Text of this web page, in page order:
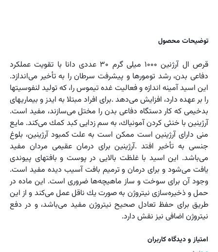
توضیحات محصول
قرص ال آرژنین 1000 میلی گرم 30 عددی دانا با تقویت عملكرد
دفاعی بدن، رشد تومورها و پیشرفت سرطان را به تأخیر می‌اندازد.
این اسید آمینه اندازه و فعالیت غده تیموس را، كه تولید لنفوسیتها
را بر عهده دارد، افزایش می‌دهد .برای افراد مبتلا به ایدز و بیماریهای
بدخیمی كه كار دستگاه دفاعی بدن را مختل می‌سازند، مفید است.
آرژینین با خنثی كردن آمونیاك، به سم زدایی كبد كمك می‌كند. مایع
منی دارای آرژینین است ممكن است به علت كمبود آرژینین، بلوغ
جنسی به تأخیر افتد .آرژینین برای درمان عقیمی مردان مفید
می‌باشد. این اسید با غلظت بالایی در پوست و بافتهای پیوندی
یافت می‌شود و برای درمان و ترمیم بافت آسیب دیده مفید است.
وجود آن برای سوخت و ساز ماهیچه‌ها ضروری است. این ماده در
حمل و ذخیره‌سازی نیتروژن به صورت یك ناقل عمل می‌كند و از این
طریق برای حفظ تعادل صحیح نیتروژن مفید می‌باشد، و در دفع
نیتروژن اضافی نیز نقش دارد.
امتیاز و دیدگاه کاربران